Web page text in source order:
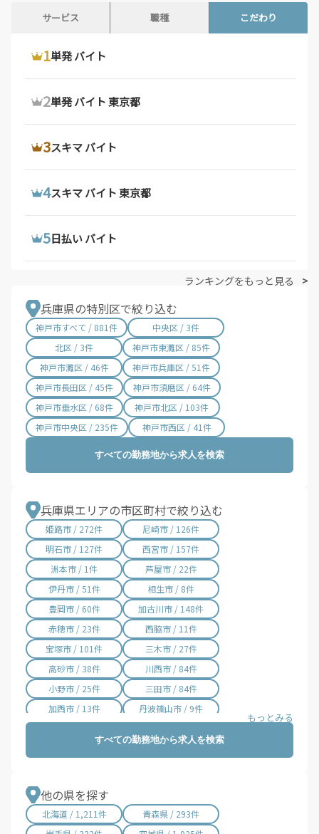
香川県 / 497件
愛媛県 / 435件
福岡県 / 1,678件
佐賀県 / 192件
サービス
1ウーバーイーツ 配達員
2ウーバーイーツ バイト
3ウーバーイーツ バイト 東京都
4ウーバーイーツ 配達員 大阪府
5ウーバーイーツ 求人
職種
1ドライバー 求人
2デリバリー バイト
3軽 貨物 求人
4配達 バイト
5トラック 運転 手 求人
こだわり
1単発 バイト
2単発 バイト 東京都
3スキマ バイト
4スキマ バイト 東京都
5日払い バイト
ランキングをもっと見る
兵庫県の特別区で絞り込む
神戸市すべて / 881件
中央区 / 3件
北区 / 3件
神戸市東灘区 / 85件
神戸市灘区 / 46件
神戸市兵庫区 / 51件
神戸市長田区 / 45件
神戸市須磨区 / 64件
神戸市垂水区 / 68件
神戸市北区 / 103件
神戸市中央区 / 235件
神戸市西区 / 41件
すべての勤務地から求人を検索
兵庫県エリアの市区町村で絞り込む
姫路市 / 272件
尼崎市 / 126件
明石市 / 127件
西宮市 / 157件
洲本市 / 1件
芦屋市 / 22件
伊丹市 / 51件
相生市 / 8件
豊岡市 / 60件
加古川市 / 148件
赤穂市 / 23件
西脇市 / 11件
宝塚市 / 101件
三木市 / 27件
高砂市 / 38件
川西市 / 84件
小野市 / 25件
三田市 / 84件
加西市 / 13件
丹波篠山市 / 9件
南あわじ市 / 1件
朝来市 / 16件
加東市 / 23件
猪名川町 / 3件
多可町 / 1件
稲美町 / 4件
播磨町 / 30件
すべての勤務地から求人を検索
他の県を探す
北海道 / 1,211件
青森県 / 293件